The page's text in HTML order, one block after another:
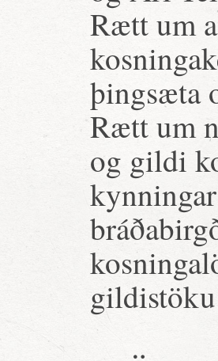
Rætt um
þingsæta
Rætt um
og gildi